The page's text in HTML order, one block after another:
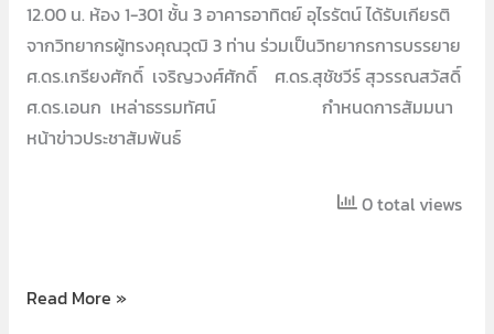
12.00 น. ห้อง 1-301 ชั้น 3 อาคารอาทิตย์ อุไรรัตน์ ได้รับเกียรติ
จากวิทยากรผู้ทรงคุณวุฒิ 3 ท่าน ร่วมเป็นวิทยากรการบรรยาย
ศ.ดร.เกรียงศักดิ์ เจริญวงศ์ศักดิ์ ศ.ดร.สุชัชวีร์ สุวรรณสวัสดิ์
ศ.ดร.เอนก เหล่าธรรมทัศน์ กำหนดการสัมมนา
หน้าข่าวประชาสัมพันธ์
0 total views
Read More »